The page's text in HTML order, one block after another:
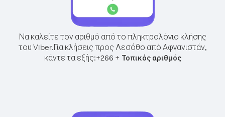
Να καλείτε τον αριθμό από το πληκτρολόγιο κλήσης
του Viber.Για κλήσεις προς Λεσόθο από Αφγανιστάν,
κάντε τα εξής:+266 + Τοπικός αριθμός